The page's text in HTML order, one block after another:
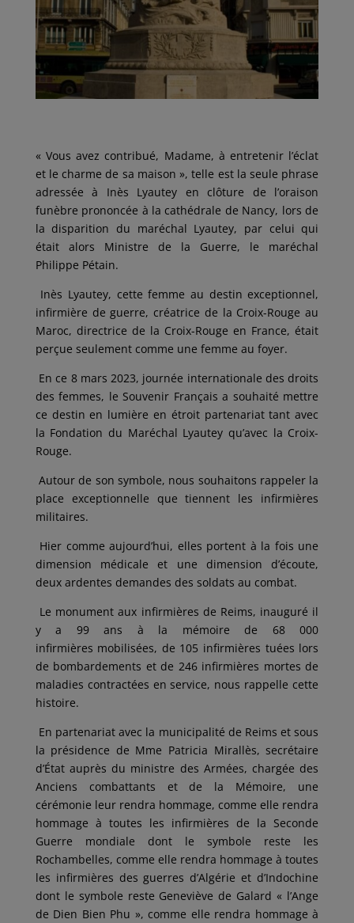
« Vous avez contribué, Madame, à entretenir l’éclat
et le charme de sa maison », telle est la seule phrase
adressée à Inès Lyautey en clôture de l’oraison
funèbre prononcée à la cathédrale de Nancy, lors de
la disparition du maréchal Lyautey, par celui qui
était alors Ministre de la Guerre, le maréchal
Philippe Pétain.
Inès Lyautey, cette femme au destin exceptionnel,
infirmière de guerre, créatrice de la Croix-Rouge au
Maroc, directrice de la Croix-Rouge en France, était
perçue seulement comme une femme au foyer.
En ce 8 mars 2023, journée internationale des droits
des femmes, le Souvenir Français a souhaité mettre
ce destin en lumière en étroit partenariat tant avec
la Fondation du Maréchal Lyautey qu’avec la Croix-
Rouge.
Autour de son symbole, nous souhaitons rappeler la
place exceptionnelle que tiennent les infirmières
militaires.
Hier comme aujourd’hui, elles portent à la fois une
dimension médicale et une dimension d’écoute,
deux ardentes demandes des soldats au combat.
Le monument aux infirmières de Reims, inauguré il
y a 99 ans à la mémoire de 68 000
infirmières mobilisées, de 105 infirmières tuées lors
de bombardements et de 246 infirmières mortes de
maladies contractées en service, nous rappelle cette
histoire.
En partenariat avec la municipalité de Reims et sous
la présidence de Mme Patricia Mirallès, secrétaire
d’État auprès du ministre des Armées, chargée des
Anciens combattants et de la Mémoire, une
cérémonie leur rendra hommage, comme elle rendra
hommage à toutes les infirmières de la Seconde
Guerre mondiale dont le symbole reste les
Rochambelles, comme elle rendra hommage à toutes
les infirmières des guerres d’Algérie et d’Indochine
dont le symbole reste Geneviève de Galard « l’Ange
de Dien Bien Phu », comme elle rendra hommage à